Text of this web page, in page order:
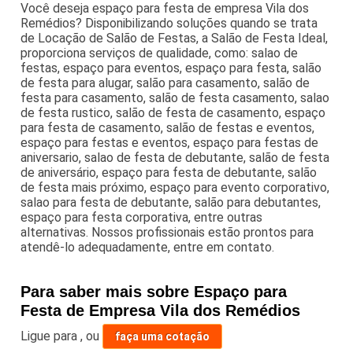
Você deseja espaço para festa de empresa Vila dos
Remédios? Disponibilizando soluções quando se trata
de Locação de Salão de Festas, a Salão de Festa Ideal,
proporciona serviços de qualidade, como: salao de
festas, espaço para eventos, espaço para festa, salão
de festa para alugar, salão para casamento, salão de
festa para casamento, salão de festa casamento, salao
de festa rustico, salão de festa de casamento, espaço
para festa de casamento, salão de festas e eventos,
espaço para festas e eventos, espaço para festas de
aniversario, salao de festa de debutante, salão de festa
de aniversário, espaço para festa de debutante, salão
de festa mais próximo, espaço para evento corporativo,
salao para festa de debutante, salão para debutantes,
espaço para festa corporativa, entre outras
alternativas. Nossos profissionais estão prontos para
atendê-lo adequadamente, entre em contato.
Para saber mais sobre Espaço para
Festa de Empresa Vila dos Remédios
Ligue para,ou faça uma cotação